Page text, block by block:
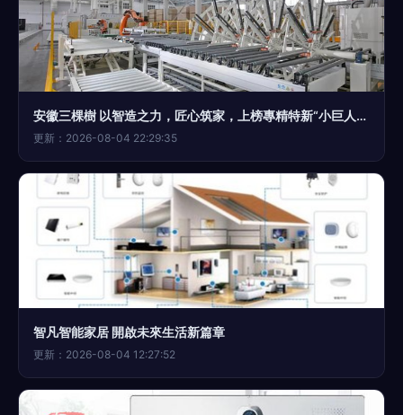
安徽三棵樹 以智造之力，匠心筑家，上榜專精特新“小巨人”企業
更新：2026-08-04 22:29:35
智凡智能家居 開啟未來生活新篇章
更新：2026-08-04 12:27:52